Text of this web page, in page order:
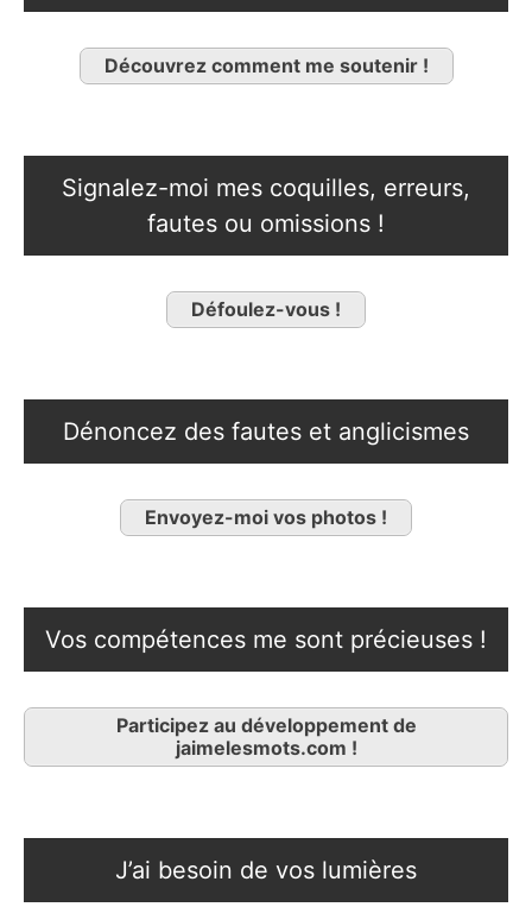
Découvrez comment me soutenir !
Signalez-moi mes coquilles, erreurs,
fautes ou omissions !
Défoulez-vous !
Dénoncez des fautes et anglicismes
Envoyez-moi vos photos !
Vos compétences me sont précieuses !
Participez au développement de
jaimelesmots.com !
J’ai besoin de vos lumières